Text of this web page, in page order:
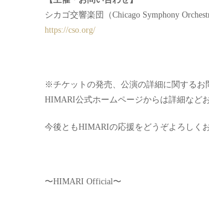
シカゴ交響楽団（Chicago Symphony
https://cso.org/
※チケットの発売、公演の詳細に関するお
HIMARI公式ホームページからは詳細など
今後ともHIMARIの応援をどうぞよろしく
〜HIMARI Official〜